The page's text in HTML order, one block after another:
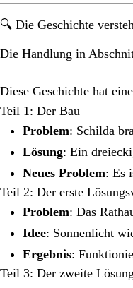
🔍 Die Geschichte
Die Handlung in
Diese Geschichte hat
Teil 1: Der Bau
Problem: Schilda
Lösung: Ein
Neues Problem: Es
Teil 2: Der erste
Problem: Das
Idee: Sonnenlicht
Ergebnis:
Teil 3: Der zweite